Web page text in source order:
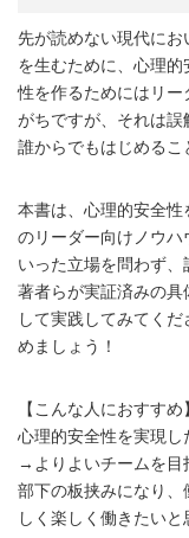
先が読めない現代に
を生むために、心理
性を作るためにはリ
がちですが、それは誤
誰からでもはじめるこ
本書は、心理的安全
のリーダー向けノウハ
いった立場を問わず、
著者らが実証済みの
して実践してみてく
めましょう！
【こんな人におすすめ】
心理的安全性を実現し
→よりよいチームを目
部下の板挟みになり、
しく楽しく働きたい